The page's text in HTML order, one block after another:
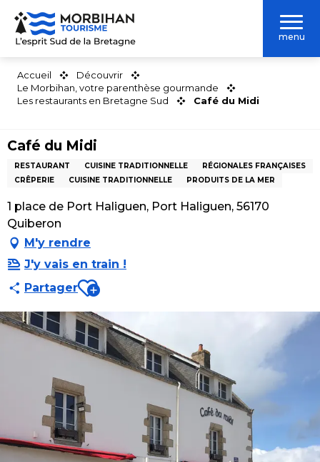
Aller
contenu
menu
Accueil
Découvrir
Le Morbihan, votre parenthèse gourmande
Les restaurants en Bretagne Sud
Café du Midi
Café du Midi
RESTAURANT CUISINE TRADITIONNELLE
RÉGIONALES FRANÇAISES
CRÊPERIE
CUISINE TRADITIONNELLE PRODUITS DE LA MER
1 place de Port Haliguen, Port Haliguen, 56170
Quiberon
M'y rendre
J'y vais en train !
PartagerAjouter aux favoris